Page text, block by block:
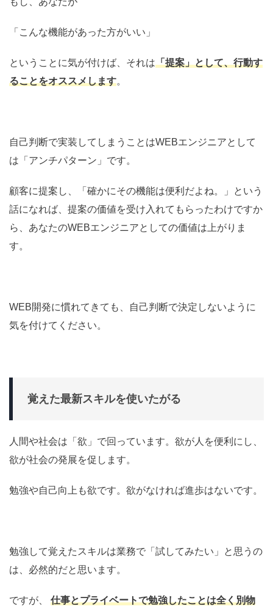
「こんな機能があった方がいい」
ということに気が付けば、それは「提案」として、行動す
ることをオススメします。
自己判断で実装してしまうことはWEBエンジニアとして
は「アンチパターン」です。
顧客に提案し、「確かにその機能は便利だよね。」という
話になれば、提案の価値を受け入れてもらったわけですか
ら、あなたのWEBエンジニアとしての価値は上がりま
す。
WEB開発に慣れてきても、自己判断で決定しないように
気を付けてください。
覚えた最新スキルを使いたがる
人間や社会は「欲」で回っています。欲が人を便利にし、
欲が社会の発展を促します。
勉強や自己向上も欲です。欲がなければ進歩はないです。
勉強して覚えたスキルは業務で「試してみたい」と思うの
は、必然的だと思います。
ですが、 仕事とプライベートで勉強したことは全く別物